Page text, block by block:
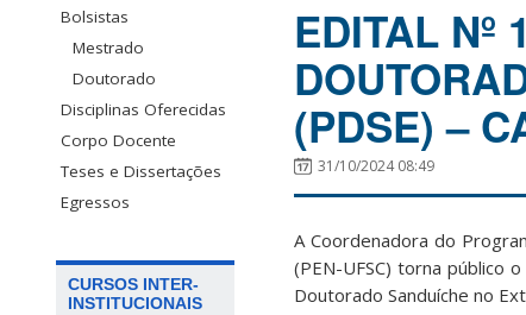
Bolsistas
Mestrado
Doutorado
Disciplinas Oferecidas
Corpo Docente
Teses e Dissertações
Egressos
CURSOS INTER-
INSTITUCIONAIS
EDITAL Nº
(PDSE) –
31/10/2024 08:49
A Coordenadora do
(PEN-UFSC) torna público
Doutorado Sanduíche no